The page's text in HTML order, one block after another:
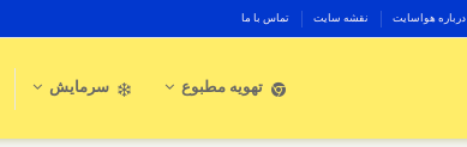
درباره هواسایت نقشه سایت تماس با ما
تهویه مطبوع سرمایش